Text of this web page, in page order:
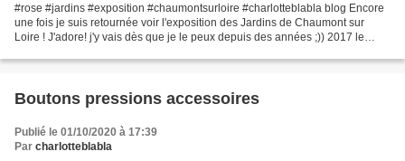
#rose #jardins #exposition #chaumontsurloire #charlotteblabla blog Encore
une fois je suis retournée voir l'exposition des Jardins de Chaumont sur
Loire ! J'adore! j'y vais dès que je le peux depuis des années ;)) 2017 le
Boutons pressions accessoires
Publié le 01/10/2020 à 17:39
Par charlotteblabla